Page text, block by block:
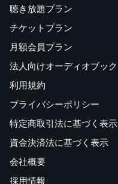
聴き放題プラン
チケットプラン
月額会員プラン
法人向けオーディオブック
利用規約
プライバシーポリシー
特定商取引法に基づく表示
資金決済法に基づく表示
会社概要
採用情報